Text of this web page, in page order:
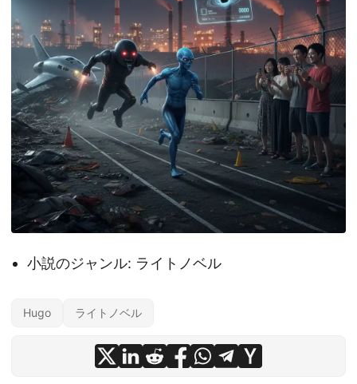
小説のジャンル: ライトノベル
Hugo ライトノベル